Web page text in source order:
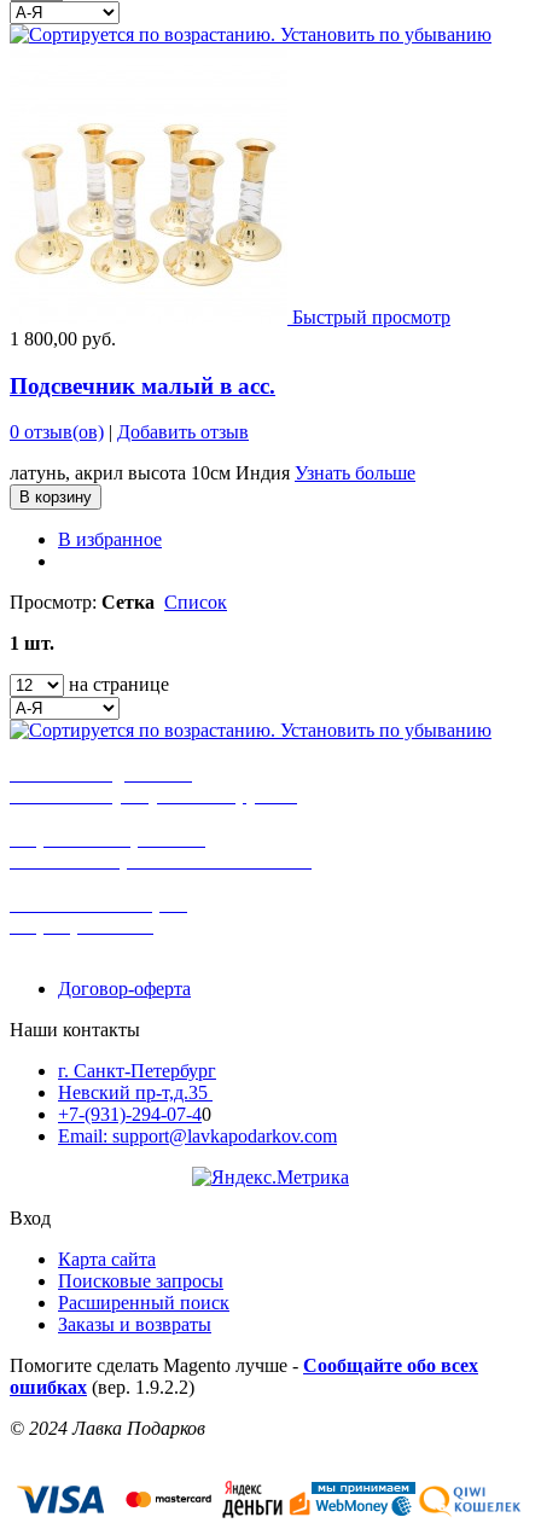
Быстрый просмотр
1 800,00 руб.
Подсвечник малый в асс.
0 отзыв(ов) | Добавить отзыв
латунь, акрил высота 10см Индия Узнать больше
В корзину
В избранное
Просмотр: Сетка Список
1 шт.
на странице
Договор-оферта
Наши контакты
г. Санкт-Петербург
Невский пр-т,д.35
+7-(931)-294-07-40
Email: support@lavkapodarkov.com
Вход
Карта сайта
Поисковые запросы
Расширенный поиск
Заказы и возвраты
Помогите сделать Magento лучше - Сообщайте обо всех
ошибках (вер. 1.9.2.2)
© 2024 Лавка Подарков